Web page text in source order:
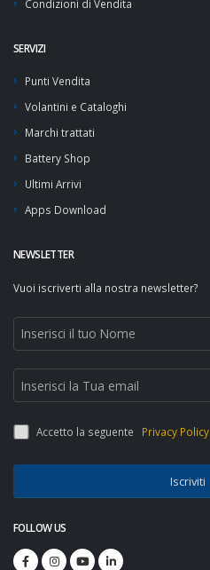
Condizioni di Vendita
SERVIZI
Punti Vendita
Volantini e Cataloghi
Marchi trattati
Battery Shop
Ultimi Arrivi
Apps Download
NEWSLETTER
Vuoi iscriverti alla nostra newsletter?
Accetto la seguente Privacy Policy
Iscriviti
FOLLOW US